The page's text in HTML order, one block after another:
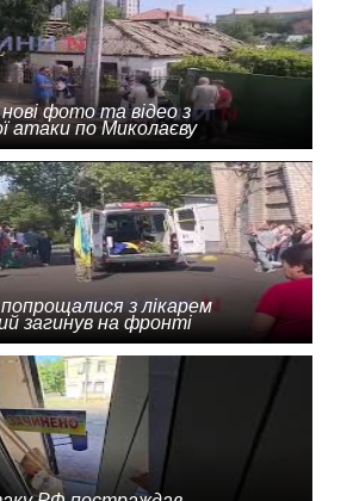
фото та відео з
атаки по Миколаєву
з лікарем
загинув на фронті